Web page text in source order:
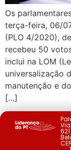
Os
terça-feira, 06/
(PLO 4/2020),
recebeu 50
inclui na LOM
universalização
manutenção e
[…]
621